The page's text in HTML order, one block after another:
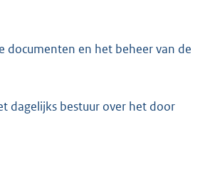
documenten en het beheer van de
dagelijks bestuur over het door